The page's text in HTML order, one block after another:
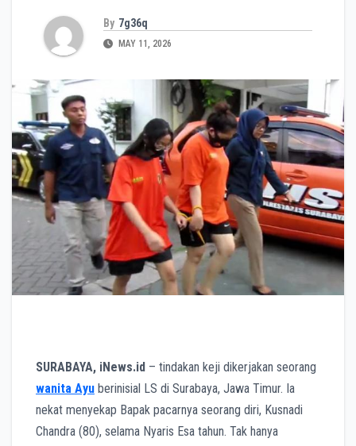
By 7g36q
MAY 11, 2026
SURABAYA, iNews.id – tindakan keji dikerjakan seorang
wanita Ayu berinisial LS di Surabaya, Jawa Timur. Ia
nekat menyekap Bapak pacarnya seorang diri, Kusnadi
Chandra (80), selama Nyaris Esa tahun. Tak hanya